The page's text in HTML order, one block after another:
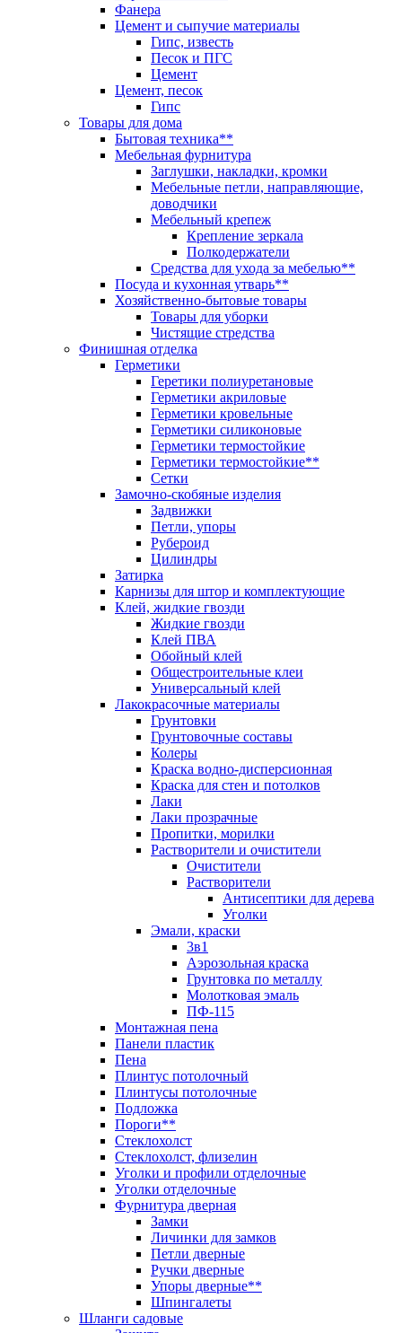
Фанера
Цемент и сыпучие материалы
Гипс, известь
Песок и ПГС
Цемент
Цемент, песок
Гипс
Товары для дома
Бытовая техника**
Мебельная фурнитура
Заглушки, накладки, кромки
Мебельные петли, направляющие,
доводчики
Мебельный крепеж
Крепление зеркала
Полкодержатели
Средства для ухода за мебелью**
Посуда и кухонная утварь**
Хозяйственно-бытовые товары
Товары для уборки
Чистящие стредства
Финишная отделка
Герметики
Геретики полиуретановые
Герметики акриловые
Герметики кровельные
Герметики силиконовые
Герметики термостойкие
Герметики термостойкие**
Сетки
Замочно-скобяные изделия
Задвижки
Петли, упоры
Рубероид
Цилиндры
Затирка
Карнизы для штор и комплектующие
Клей, жидкие гвозди
Жидкие гвозди
Клей ПВА
Обойный клей
Общестроительные клеи
Универсальный клей
Лакокрасочные материалы
Грунтовки
Грунтовочные составы
Колеры
Краска водно-дисперсионная
Краска для стен и потолков
Лаки
Лаки прозрачные
Пропитки, морилки
Растворители и очистители
Очистители
Растворители
Антисептики для дерева
Уголки
Эмали, краски
3в1
Аэрозольная краска
Грунтовка по металлу
Молотковая эмаль
ПФ-115
Монтажная пена
Панели пластик
Пена
Плинтус потолочный
Плинтусы потолочные
Подложка
Пороги**
Стеклохолст
Стеклохолст, флизелин
Уголки и профили отделочные
Уголки отделочные
Фурнитура дверная
Замки
Личинки для замков
Петли дверные
Ручки дверные
Упоры дверные**
Шпингалеты
Шланги садовые